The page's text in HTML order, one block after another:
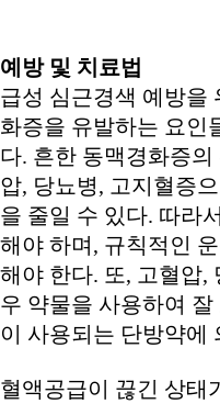
예방 및 치료법
급성 심근경색 예방을
화증을 유발하는 요인
다. 흔한 동맥경화증
압, 당뇨병, 고지혈증
을 줄일 수 있다. 따라
해야 하며, 규칙적인
해야 한다. 또, 고혈압,
우 약물을 사용하여
이 사용되는 단방약에
혈액공급이 끊긴 상태